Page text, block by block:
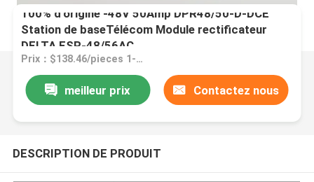
100% d'origine -48V 50Amp DPR48/50-D-DCE
Station de baseTélécom Module rectificateur
DELTA ESR-48/56AC
Prix：$138.46/pieces 1-99 pieces
meilleur prix Contactez nous
DESCRIPTION DE PRODUIT